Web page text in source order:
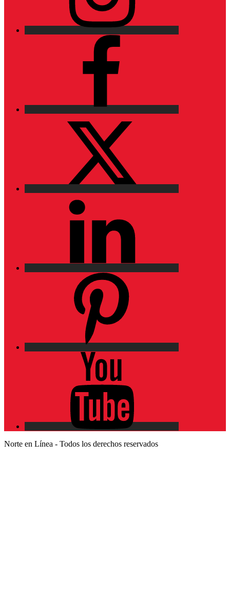
Norte en Línea - Todos los derechos reservados